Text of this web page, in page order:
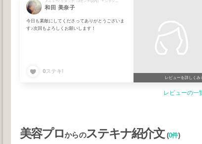
和田 美奈子
今日も素敵にしてくださってありがとうございま
す♪次回もよろしくお願いします！
0ステキ!
レビューを詳しくみ
レビューの一
美容プロからのステキナ紹介文(0件)